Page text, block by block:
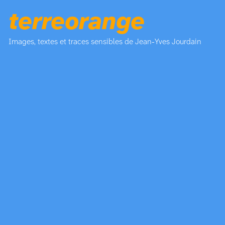
terreorange
Images, textes et traces sensibles de Jean-Yves Jourdain